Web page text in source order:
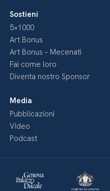
Sostieni
5×1000
Art Bonus
Art Bonus – Mecenati
Fai come loro
Diventa nostro Sponsor
Media
Pubblicazioni
Video
Podcast